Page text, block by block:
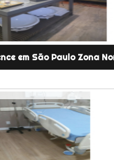
em São Paulo Zona